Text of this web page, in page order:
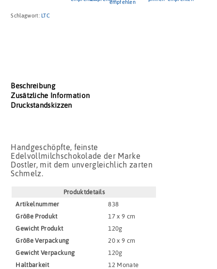
Schlagwort: LTC
Beschreibung
Zusätzliche Information
Druckstandskizzen
Handgeschöpfte, feinste
Edelvollmilchschokolade der Marke
Dostler, mit dem unvergleichlich zarten
Schmelz.
Produktdetails
Artikel­nummer
838
Größe Produkt
17 x 9 cm
Gewicht Produkt
120g
Größe Verpackung
20 x 9 cm
Gewicht Verpackung
120g
Haltbar­keit
12 Monate